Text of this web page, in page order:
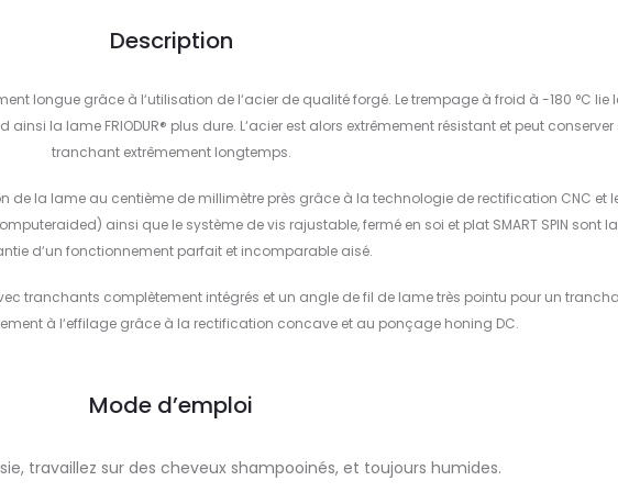
Description
longue grâce à l‘utilisation de l‘acier de qualité forgé. Le trempage à froid à -180 °C lie
la lame FRIODUR® plus dure. L‘acier est alors extrêmement résistant et peut conserver
tranchant extrêmement longtemps.
de la lame au centième de millimètre près grâce à la technologie de rectification CNC et
ainsi que le système de vis rajustable, fermé en soi et plat SMART SPIN sont la
d‘un fonctionnement parfait et incomparable aisé.
avec tranchants complètement intégrés et un angle de fil de lame très pointu pour un
à l‘effilage grâce à la rectification concave et au ponçage honing DC.
Mode d’emploi
travaillez sur des cheveux shampooinés, et toujours humides.